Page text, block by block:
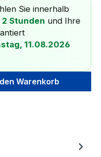
Sie innerhalb
2 Stunden und Ihre
11.08.2026
Warenkorb